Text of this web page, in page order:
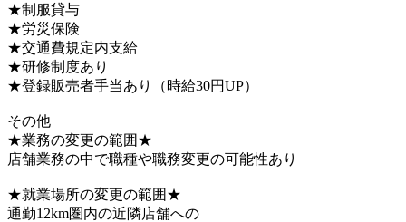
★制服貸与
★労災保険
★交通費規定内支給
★研修制度あり
★登録販売者手当あり（時給30円UP）
その他
★業務の変更の範囲★
店舗業務の中で職種や職務変更の可能性あり
★就業場所の変更の範囲★
通勤12km圏内の近隣店舗への